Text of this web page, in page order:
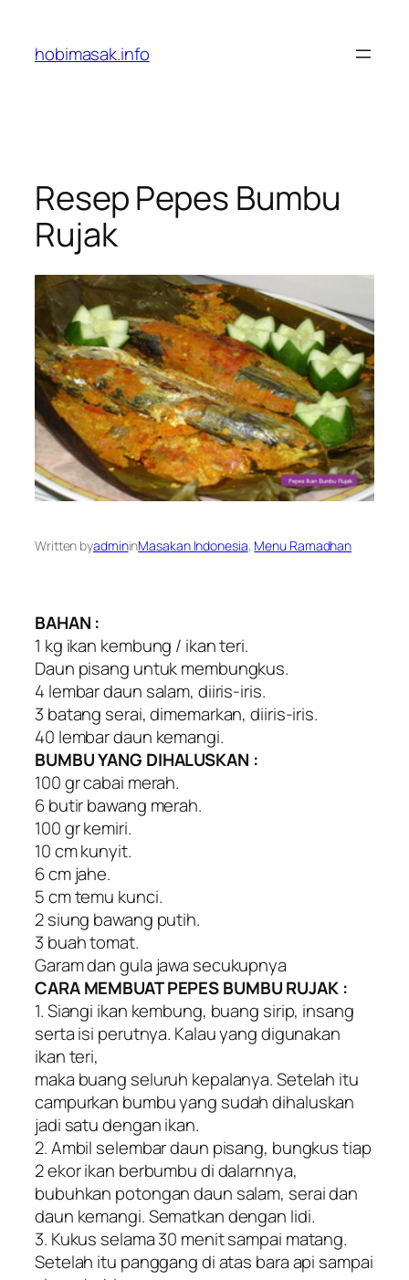
content
hobimasak.info
Resep Pepes Bumbu
Rujak
Written byadmininMasakan Indonesia, Menu Ramadhan
BAHAN :
1 kg ikan kembung / ikan teri.
Daun pisang untuk membungkus.
4 lembar daun salam, diiris-iris.
3 batang serai, dimemarkan, diiris-iris.
40 lembar daun kemangi.
BUMBU YANG DIHALUSKAN :
100 gr cabai merah.
6 butir bawang merah.
100 gr kemiri.
10 cm kunyit.
6 cm jahe.
5 cm temu kunci.
2 siung bawang putih.
3 buah tomat.
Garam dan gula jawa secukupnya
CARA MEMBUAT PEPES BUMBU RUJAK :
1. Siangi ikan kembung, buang sirip, insang
serta isi perutnya. Kalau yang digunakan
ikan teri,
maka buang seluruh kepalanya. Setelah itu
campurkan bumbu yang sudah dihaluskan
jadi satu dengan ikan.
2. Ambil selembar daun pisang, bungkus tiap
2 ekor ikan berbumbu di dalarnnya,
bubuhkan potongan daun salam, serai dan
daun kemangi. Sematkan dengan lidi.
3. Kukus selama 30 menit sampai matang.
Setelah itu panggang di atas bara api sampai